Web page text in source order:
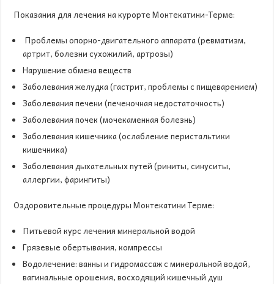
Показания для лечения на курорте Монтекатини-Терме:
Проблемы опорно-двигательного аппарата (ревматизм,
артрит, болезни сухожилий, артрозы)
Нарушение обмена веществ
Заболевания желудка (гастрит, проблемы с пищеварением)
Заболевания печени (печеночная недостаточность)
Заболевания почек (мочекаменная болезнь)
Заболевания кишечника (ослабление перистальтики
кишечника)
Заболевания дыхательных путей (риниты, синуситы,
аллергии, фарингиты)
Оздоровительные процедуры Монтекатини Терме:
Питьевой курс лечения минеральной водой
Грязевые обертывания, компрессы
Водолечение: ванны и гидромассаж с минеральной водой,
вагинальные орошения, восходящий кишечный душ